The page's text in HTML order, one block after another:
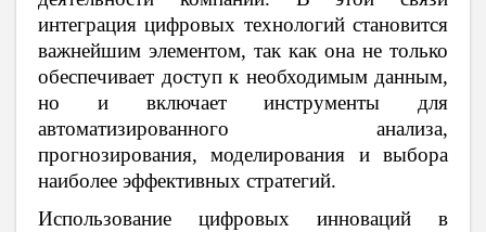
интеграция цифровых технологий становится
важнейшим элементом, так как она не только
обеспечивает доступ к необходимым данным,
но и включает инструменты для
автоматизированного анализа,
прогнозирования, моделирования и выбора
наиболее эффективных стратегий.
Использование цифровых инноваций в